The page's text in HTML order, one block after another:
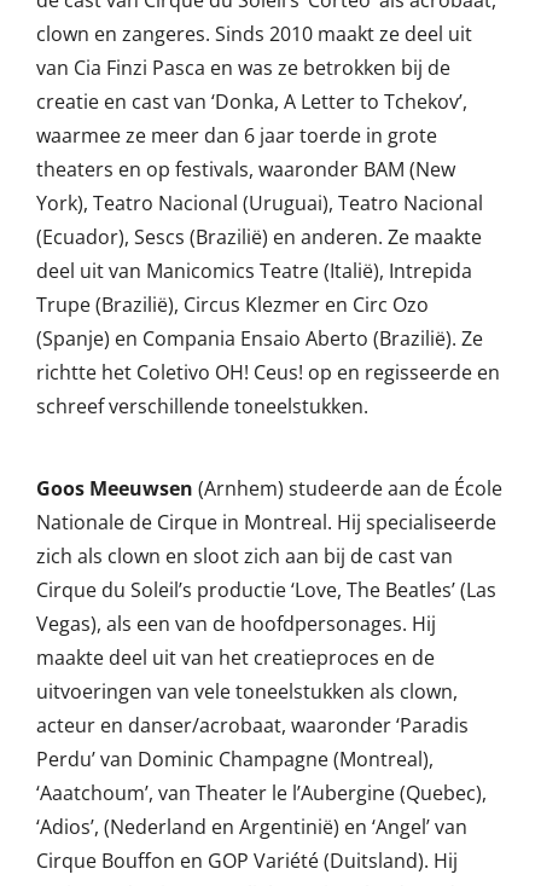
clown en zangeres. Sinds 2010 maakt ze deel uit
van Cia Finzi Pasca en was ze betrokken bij de
creatie en cast van ‘Donka, A Letter to Tchekov’,
waarmee ze meer dan 6 jaar toerde in grote
theaters en op festivals, waaronder BAM (New
York), Teatro Nacional (Uruguai), Teatro Nacional
(Ecuador), Sescs (Brazilië) en anderen. Ze maakte
deel uit van Manicomics Teatre (Italië), Intrepida
Trupe (Brazilië), Circus Klezmer en Circ Ozo
(Spanje) en Compania Ensaio Aberto (Brazilië). Ze
richtte het Coletivo OH! Ceus! op en regisseerde en
schreef verschillende toneelstukken.
Goos Meeuwsen (Arnhem) studeerde aan de École
Nationale de Cirque in Montreal. Hij specialiseerde
zich als clown en sloot zich aan bij de cast van
Cirque du Soleil’s productie ‘Love, The Beatles’ (Las
Vegas), als een van de hoofdpersonages. Hij
maakte deel uit van het creatieproces en de
uitvoeringen van vele toneelstukken als clown,
acteur en danser/acrobaat, waaronder ‘Paradis
Perdu’ van Dominic Champagne (Montreal),
‘Aaatchoum’, van Theater le l’Aubergine (Quebec),
‘Adios’, (Nederland en Argentinië) en ‘Angel’ van
Cirque Bouffon en GOP Variété (Duitsland). Hij